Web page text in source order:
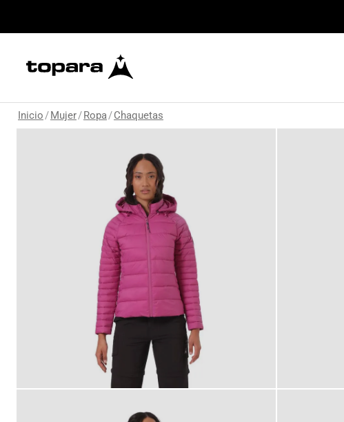
Inicio/Mujer/Ropa/Chaquetas